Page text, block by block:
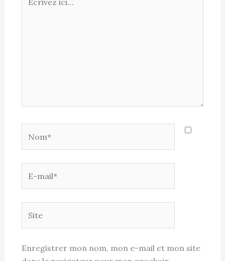
ici…
mail*
Enregistrer mon nom, mon e-mail et mon site